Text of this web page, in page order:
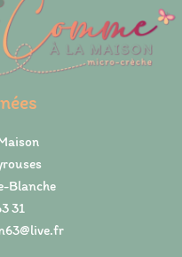
Blanche
31